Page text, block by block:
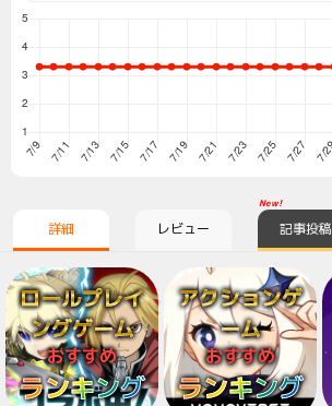
詳細 レビュー
New!
記事投稿
ロールプレイ
ングゲーム
おすすめ
ランキング
アクションゲ
ーム
おすすめ
ランキング